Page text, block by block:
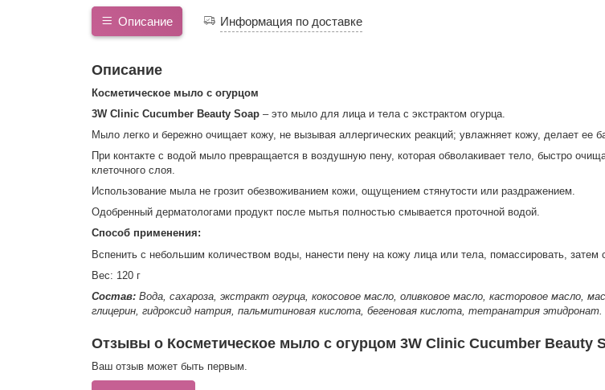
Описание Информация по доставке
Описание
Косметическое мыло с огурцом
3W Clinic Cucumber Beauty Soap – это мыло для лица и тела с экстрактом огурца.
Мыло легко и бережно очищает кожу, не вызывая аллергических реакций; увлажняет кожу, делает ее
При контакте с водой мыло превращается в воздушную пену, которая обволакивает тело, быстро
клеточного слоя.
Использование мыла не грозит обезвоживанием кожи, ощущением стянутости или раздражением.
Одобренный дерматологами продукт после мытья полностью смывается проточной водой.
Способ применения:
Вспенить с небольшим количеством воды, нанести пену на кожу лица или тела, помассировать, затем
Вес: 120 г
Состав: Вода, сахароза, экстракт огурца, кокосовое масло, оливковое масло, касторовое масло,
глицерин, гидроксид натрия, пальмитиновая кислота, бегеновая кислота, тетранатрия этидронат.
Отзывы о Косметическое мыло с огурцом 3W Clinic Cucumber Beauty
Ваш отзыв может быть первым.